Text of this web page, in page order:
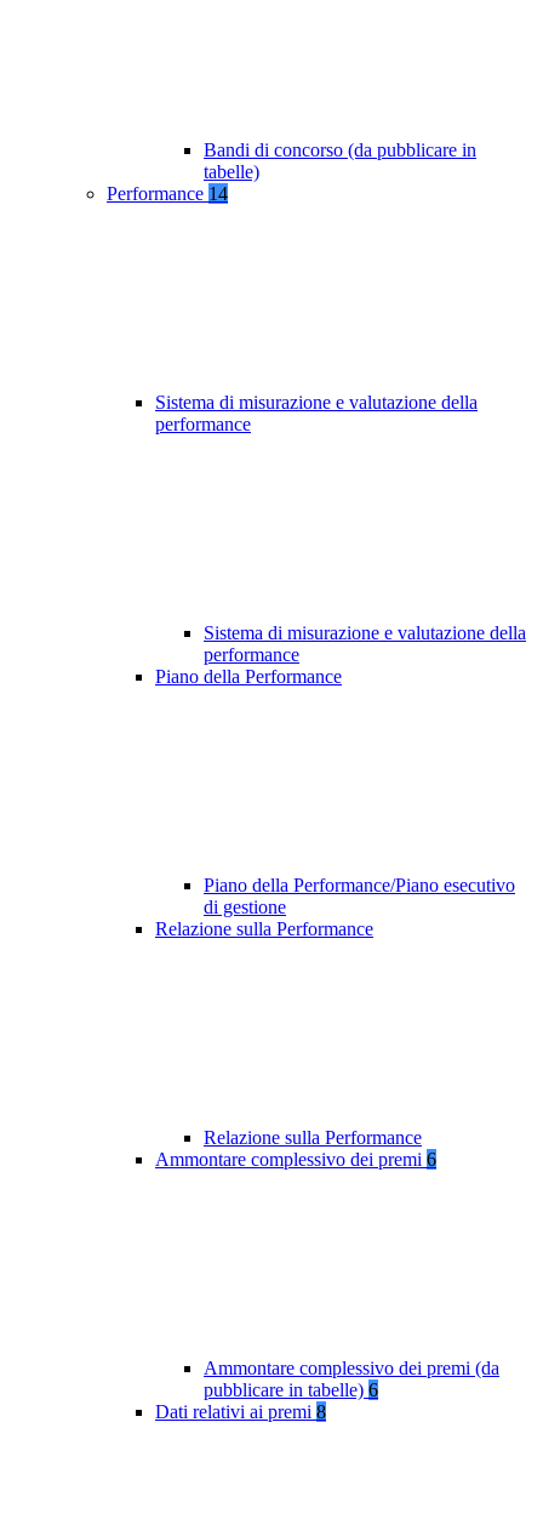
Bandi di concorso (da pubblicare in
tabelle)
Performance 14
Sistema di misurazione e valutazione della
performance
Sistema di misurazione e valutazione della
performance
Piano della Performance
Piano della Performance/Piano esecutivo
di gestione
Relazione sulla Performance
Relazione sulla Performance
Ammontare complessivo dei premi 6
Ammontare complessivo dei premi (da
pubblicare in tabelle) 6
Dati relativi ai premi 8